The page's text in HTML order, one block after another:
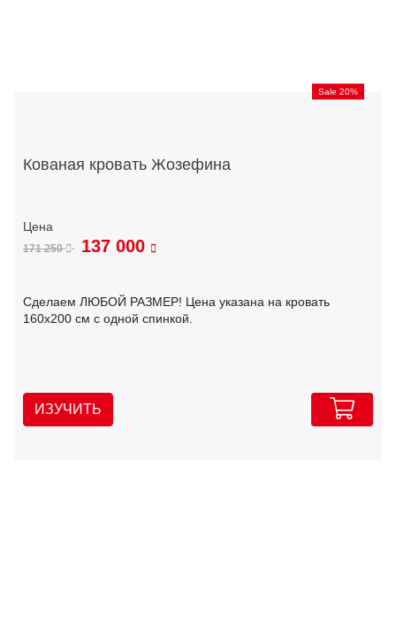
Sale 20%
Кованая кровать Жозефина
171 250 137 000
Сделаем ЛЮБОЙ РАЗМЕР! Цена указана на кровать
160х200 см с одной спинкой.
ИЗУЧИТЬ